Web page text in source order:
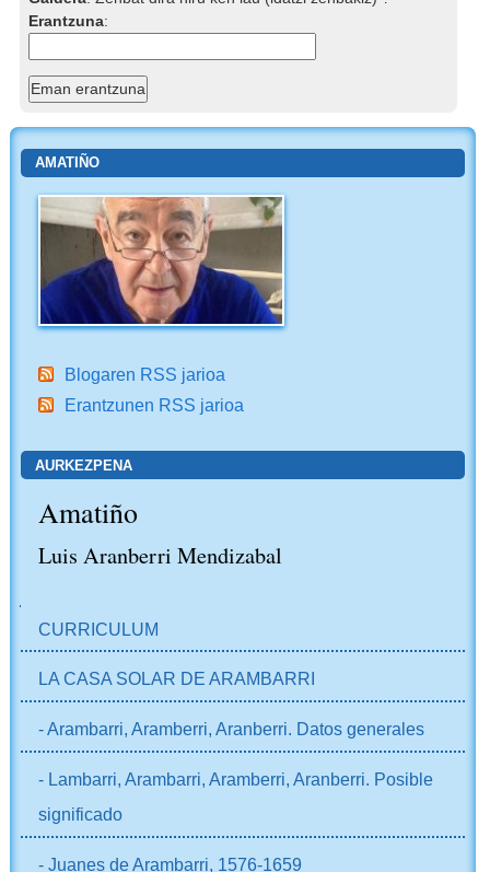
Erantzuna:
AMATIÑO
Blogaren RSS jarioa
Erantzunen RSS jarioa
AURKEZPENA
Amatiño
Luis Aranberri Mendizabal
CURRICULUM
LA CASA SOLAR DE ARAMBARRI
- Arambarri, Aramberri, Aranberri. Datos generales
- Lambarri, Arambarri, Aramberri, Aranberri. Posible
significado
- Juanes de Arambarri, 1576-1659